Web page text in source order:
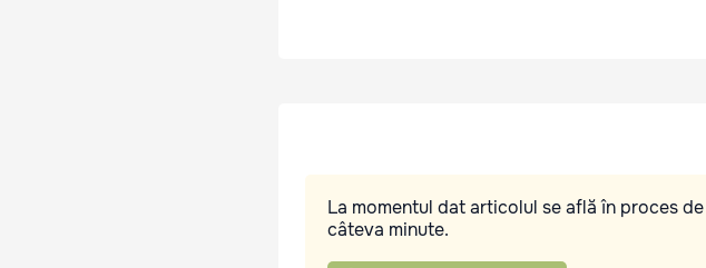
La momentul dat articolul se află în proces
câteva minute.